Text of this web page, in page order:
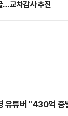
…교차감사 추진
유튜버 "430억 증